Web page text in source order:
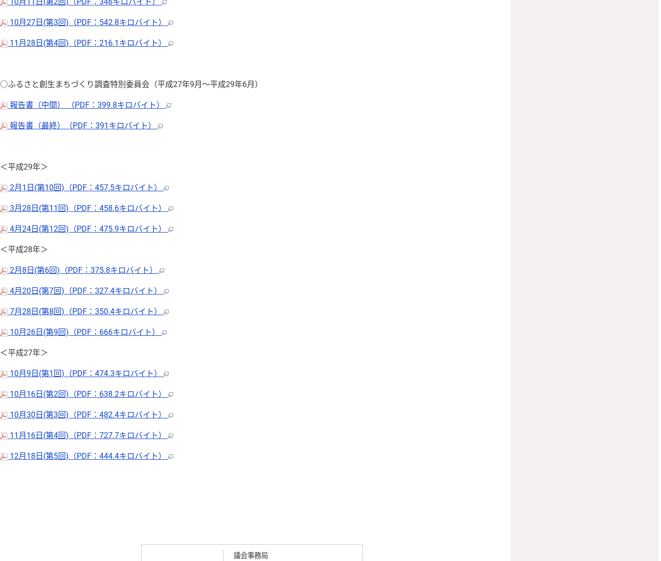
10月27日(第3回)（PDF：542.8キロバイト）
11月28日(第4回)（PDF：216.1キロバイト）
○ふるさと創生まちづくり調査特別委員会（平成27年9月〜平成29年6月）
報告書（中間） （PDF：399.8キロバイト）
報告書（最終）（PDF：391キロバイト）
＜平成29年＞
2月1日(第10回)（PDF：457.5キロバイト）
3月28日(第11回)（PDF：458.6キロバイト）
4月24日(第12回)（PDF：475.9キロバイト）
＜平成28年＞
2月8日(第6回)（PDF：375.8キロバイト）
4月20日(第7回)（PDF：327.4キロバイト）
7月28日(第8回)（PDF：350.4キロバイト）
10月26日(第9回)（PDF：666キロバイト）
＜平成27年＞
10月9日(第1回)（PDF：474.3キロバイト）
10月16日(第2回)（PDF：638.2キロバイト）
10月30日(第3回)（PDF：482.4キロバイト）
11月16日(第4回)（PDF：727.7キロバイト）
12月18日(第5回)（PDF：444.4キロバイト）
議会事務局